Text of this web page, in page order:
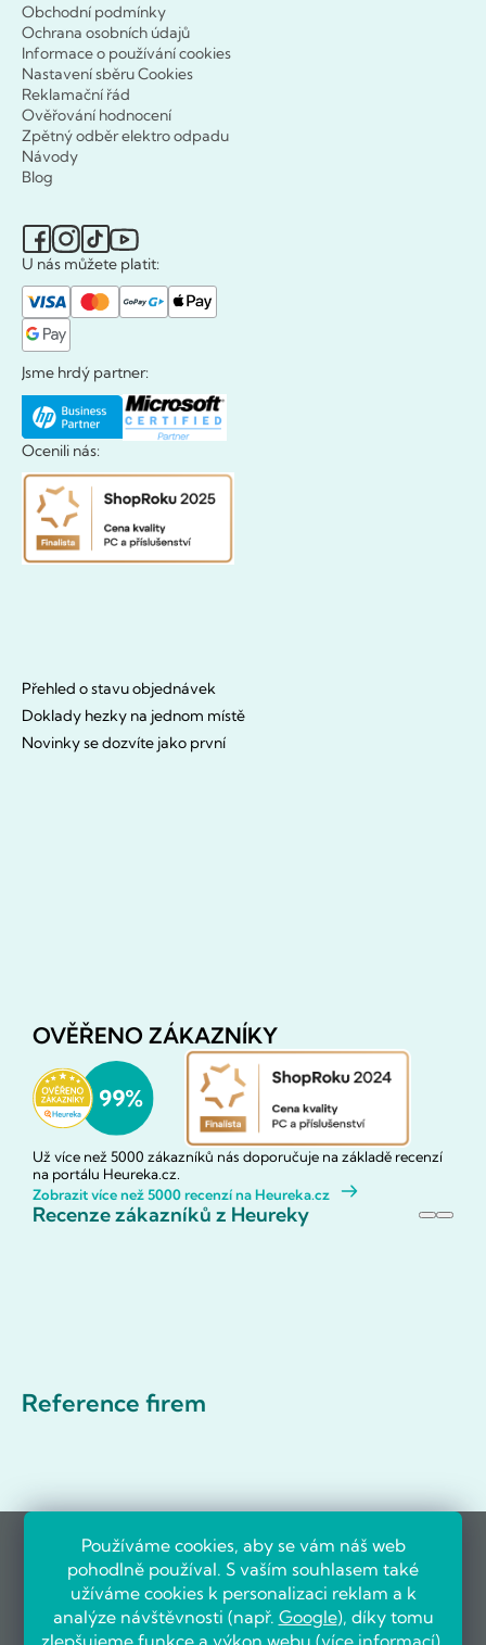
Používáme cookies, aby se vám náš web
pohodlně používal. S vaším souhlasem také
užíváme cookies k personalizaci reklam a k
analýze návštěvnosti (např. Google), díky tomu
zlepšujeme funkce a výkon webu (více informací).
Obchodní podmínky
Ochrana osobních údajů
Informace o používání cookies
Nastavení sběru Cookies
Reklamační řád
Ověřování hodnocení
Zpětný odběr elektro odpadu
Návody
Blog
U nás můžete platit:
Jsme hrdý partner:
Ocenili nás:
Přehled o stavu objednávek
Doklady hezky na jednom místě
Novinky se dozvíte jako první
OVĚŘENO ZÁKAZNÍKY
Už více než 5000 zákazníků nás doporučuje na základě recenzí
na portálu Heureka.cz.
Zobrazit více než 5000 recenzí na Heureka.cz
Recenze zákazníků z Heureky
Reference firem